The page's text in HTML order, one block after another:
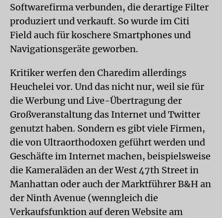
Softwarefirma verbunden, die derartige Filter
produziert und verkauft. So wurde im Citi
Field auch für koschere Smartphones und
Navigationsgeräte geworben.
Kritiker werfen den Charedim allerdings
Heuchelei vor. Und das nicht nur, weil sie für
die Werbung und Live-Übertragung der
Großveranstaltung das Internet und Twitter
genutzt haben. Sondern es gibt viele Firmen,
die von Ultraorthodoxen geführt werden und
Geschäfte im Internet machen, beispielsweise
die Kameraläden an der West 47th Street in
Manhattan oder auch der Marktführer B&H an
der Ninth Avenue (wenngleich die
Verkaufsfunktion auf deren Website am